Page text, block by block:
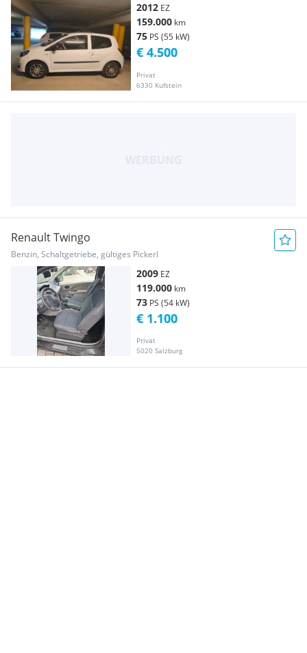
2012 EZ
159.000 km
75 PS (55 kW)
Privat
6330 Kufstein
€ 4.500
Renault Twingo
Benzin, Schaltgetriebe, gültiges Pickerl
2009 EZ
119.000 km
73 PS (54 kW)
Privat
5020 Salzburg
€ 1.100